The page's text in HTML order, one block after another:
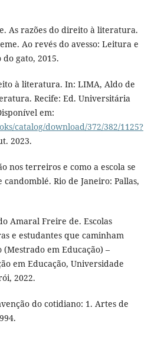
As razões do direito à literatura.
Ao revés do avesso: Leitura e
do gato, 2015.
à literatura. In: LIMA, Aldo de
Recife: Ed. Universitária
em:
catalog/download/372/382/1125?
2023.
nos terreiros e como a escola se
Rio de Janeiro: Pallas,
Amaral Freire de. Escolas
e estudantes que caminham
(Mestrado em Educação) –
em Educação, Universidade
2022.
do cotidiano: 1. Artes de